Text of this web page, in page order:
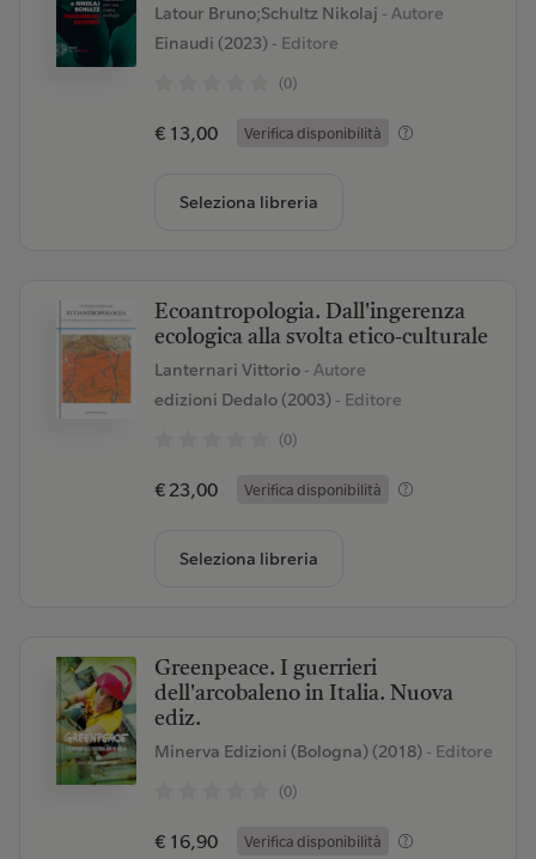
Latour Bruno;Schultz Nikolaj - Autore
Einaudi (2023)- Editore
(0)
€ 13,00 Verifica disponibilità
Seleziona libreria
Ecoantropologia. Dall'ingerenza
ecologica alla svolta etico-culturale
Lanternari Vittorio - Autore
edizioni Dedalo (2003)- Editore
(0)
€ 23,00 Verifica disponibilità
Seleziona libreria
Greenpeace. I guerrieri
dell'arcobaleno in Italia. Nuova
ediz.
Minerva Edizioni (Bologna) (2018)- Editore
(0)
€ 16,90 Verifica disponibilità